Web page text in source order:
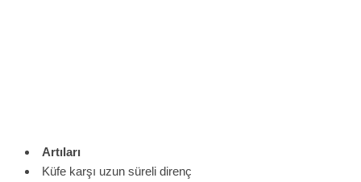
Artıları
Küfe karşı uzun süreli direnç